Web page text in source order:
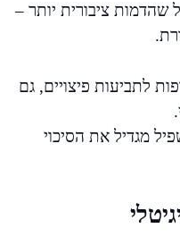
ציבורית יותר –
לתביעות פיצויים, גם
מגדיל את הסיכוי